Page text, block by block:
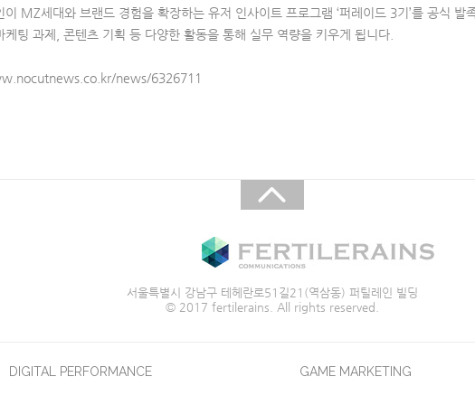
MZ세대와 브랜드 경험을 확장하는 유저 인사이트 프로그램 ‘퍼레이드 3기’를 공식 발
케팅 과제, 콘텐츠 기획 등 다양한 활동을 통해 실무 역량을 키우게 됩니다.​
news/6326711​
서울특별시 강남구 테헤란로51길21(역삼동) 퍼틸레인 빌딩
© 2017 fertilerains. All rights reserved.
DIGITAL PERFORMANCE GAME MARKETING